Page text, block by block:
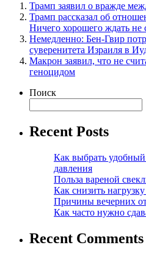
Трамп заявил о вражде
Трамп рассказал об
Ничего хорошего ждать не
Немедленно: Бен-Гвир
суверенитета Израиля в
Макрон заявил, что не
геноцидом
Поиск
Recent Posts
Как выбрать
давления
Польза вареной
Как снизить
Причины вечерних
Как часто нужно
Recent Comments